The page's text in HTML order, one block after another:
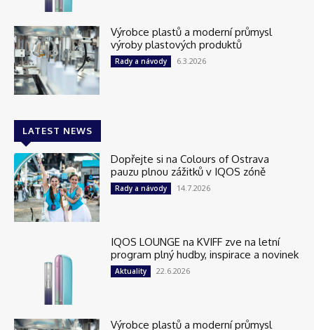
Výrobce plastů a moderní průmysl
výroby plastových produktů
Rady a návody 6.3.2026
LATEST NEWS
Dopřejte si na Colours of Ostrava
pauzu plnou zážitků v IQOS zóně
Rady a návody 14.7.2026
IQOS LOUNGE na KVIFF zve na letní
program plný hudby, inspirace a novinek
Aktuality 22.6.2026
Výrobce plastů a moderní průmysl